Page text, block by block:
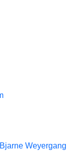
Weyergang